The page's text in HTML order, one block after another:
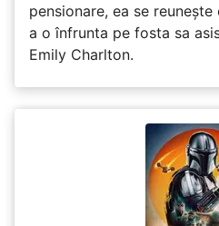
pensionare, ea se
a o înfrunta pe fosta sa
Emily Charlton.